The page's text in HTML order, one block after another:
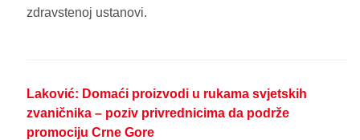
zdravstenoj ustanovi.
Laković: Domaći proizvodi u rukama svjetskih
zvaničnika – poziv privrednicima da podrže
promociju Crne Gore